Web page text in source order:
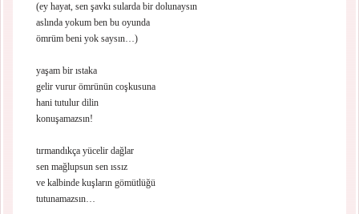
(ey hayat, sen şavkı sularda bir dolunaysın
aslında yokum ben bu oyunda
ömrüm beni yok saysın…)
yaşam bir ıstaka
gelir vurur ömrünün coşkusuna
hani tutulur dilin
konuşamazsın!
tırmandıkça yücelir dağlar
sen mağlupsun sen ıssız
ve kalbinde kuşların gömütlüğü
tutunamazsın…